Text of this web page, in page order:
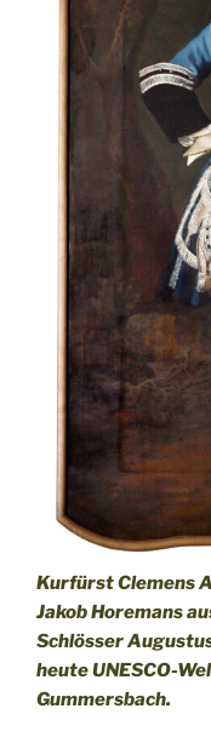
Kurfürst Clemens
Jakob Horemans
Schlösser
heute UNESCO-
Gummersbach.